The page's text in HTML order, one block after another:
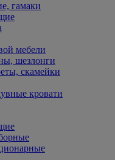
гамаки
мебели
шезлонги
скамейки
кровати